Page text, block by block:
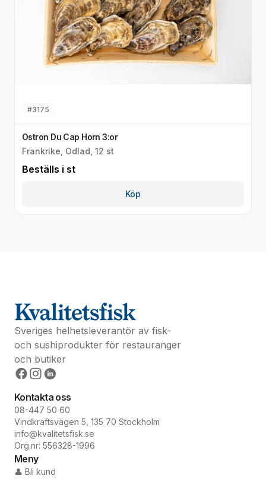
#3175
Ostron Du Cap Horn 3:or
Frankrike, Odlad, 12 st
Beställs i st
Köp
Sveriges helhetsleverantör av fisk-
och sushiprodukter för restauranger
och butiker
Kontakta oss
08-447 50 60
Vindkraftsvägen 5, 135 70 Stockholm
info@kvalitetsfisk.se
Org.nr: 556328-1996
Meny
👤 Bli kund